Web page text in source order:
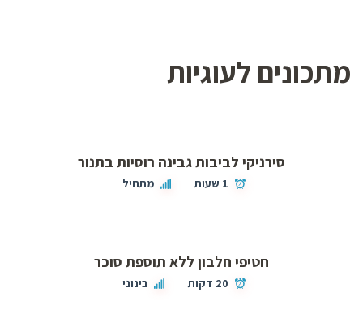
מתכונים לעוגיות
סירניקי לביבות גבינה רוסיות בתנור
1 שעות מתחיל
חטיפי חלבון ללא תוספת סוכר
20 דקות בינוני